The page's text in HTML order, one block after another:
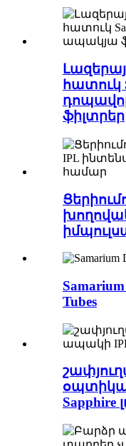
հատուկ
ֆիլտրեր
Tubes
Sapphire